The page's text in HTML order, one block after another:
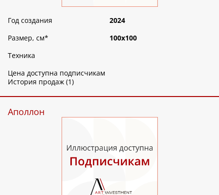
Год создания
2024
Размер, см*
100х100
Техника
Цена доступна подписчикам
История продаж (1)
Аполлон